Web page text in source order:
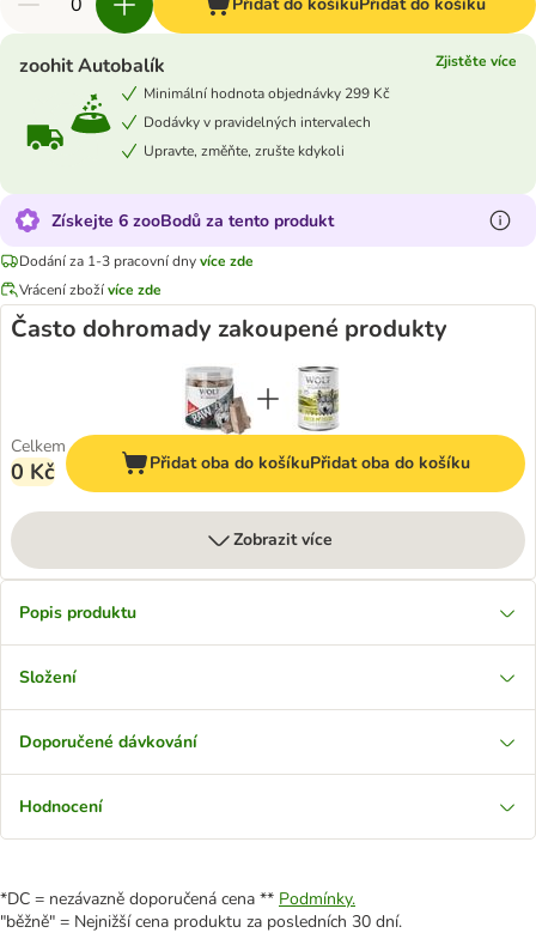
zoohit Autobalík
Zjistěte více
Minimální hodnota objednávky 299 Kč
Dodávky v pravidelných intervalech
Upravte, změňte, zrušte kdykoli
Získejte 6 zooBodů za tento produkt
Dodání za 1-3 pracovní dnyvíce zde
Vrácení zbožívíce zde
Často dohromady zakoupené produkty
Celkem
0 Kč Přidat oba do košíkuPřidat oba do košíku
Zobrazit více
Popis produktu
Složení
Doporučené dávkování
Hodnocení
*DC = nezávazně doporučená cena ** Podmínky.
"běžně" = Nejnižší cena produktu za posledních 30 dní.